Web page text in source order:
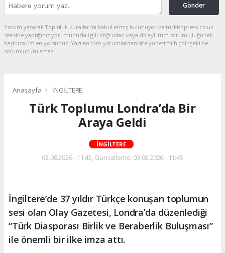
Gönder
Yorum yazarak Topluluk Kuralları’nı kabul etmiş bulunuyor ve turkishpress.co.uk
sitesine yaptığınız yorumunuzla ilgili doğrudan veya dolaylı tüm sorumluluğu tek
başınıza üstleniyorsunuz. Yazılan tüm yorumlardan site yönetimi hiçbir şekilde
sorumlu tutulamaz.
Anasayfa İNGİLTERE
Türk Toplumu Londra’da Bir
Araya Geldi
İNGİLTERE
03.08.2026 - 11:45, Güncelleme: 03.08.2026 - 11:45
İngiltere’de 37 yıldır Türkçe konuşan toplumun
sesi olan Olay Gazetesi, Londra’da düzenlediği
“Türk Diasporası Birlik ve Beraberlik Buluşması”
ile önemli bir ilke imza attı.